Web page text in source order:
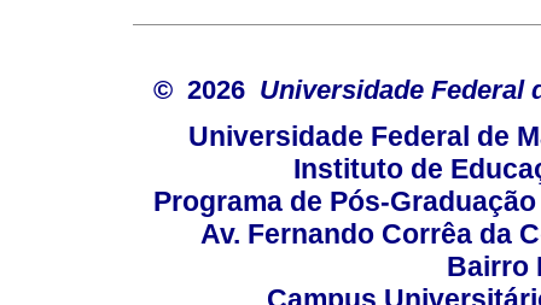
© 2026 Universidade Federal
Universidade Federal de
Instituto de
Programa de Pós-
Av. Fernando Corrêa da
Bairro
Campus